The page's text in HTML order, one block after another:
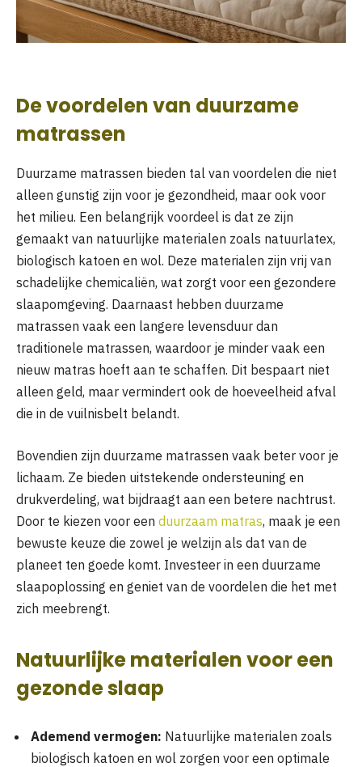
De voordelen van duurzame
matrassen
Duurzame matrassen bieden tal van voordelen die niet
alleen gunstig zijn voor je gezondheid, maar ook voor
het milieu. Een belangrijk voordeel is dat ze zijn
gemaakt van natuurlijke materialen zoals natuurlatex,
biologisch katoen en wol. Deze materialen zijn vrij van
schadelijke chemicaliën, wat zorgt voor een gezondere
slaapomgeving. Daarnaast hebben duurzame
matrassen vaak een langere levensduur dan
traditionele matrassen, waardoor je minder vaak een
nieuw matras hoeft aan te schaffen. Dit bespaart niet
alleen geld, maar vermindert ook de hoeveelheid afval
die in de vuilnisbelt belandt.
Bovendien zijn duurzame matrassen vaak beter voor je
lichaam. Ze bieden uitstekende ondersteuning en
drukverdeling, wat bijdraagt aan een betere nachtrust.
Door te kiezen voor een duurzaam matras, maak je een
bewuste keuze die zowel je welzijn als dat van de
planeet ten goede komt. Investeer in een duurzame
slaapoplossing en geniet van de voordelen die het met
zich meebrengt.
Natuurlijke materialen voor een
gezonde slaap
Ademend vermogen: Natuurlijke materialen zoals
biologisch katoen en wol zorgen voor een optimale